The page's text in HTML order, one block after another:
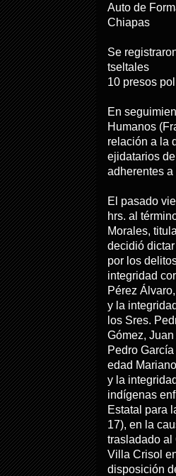
Auto de
Chiapas
Se
tseltales
10 presos
En
Humanos
relación a la
ejidatarios
adherentes
El pasado
hrs. al
Morales,
decidió
por los
integridad
Pérez
y la
los Sres.
Gómez,
Pedro
edad
y la
indígenas
Estatal para
17), en la
trasladado al
Villa Crisol
disposición